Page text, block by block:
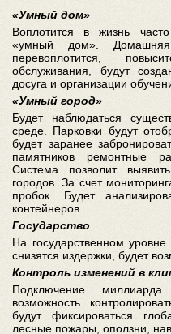
«Умный дом»
Воплотится в жизнь
«умный дом».
перевоплотится,
обслуживания, будут
досуга и организации
«Умный город»
Будет наблюдаться
среде. Парковки будут
будет заранее
памятников ремонтные
Система позволит
городов. За счет
пробок. Будет
контейнеров.
Государство
На государственном уровне
снизятся издержки, будет
Контроль изменений в
Подключение
возможность
будут фиксироваться
лесные пожары, оползни,